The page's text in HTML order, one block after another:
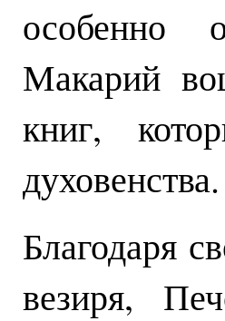
особенно
Макарий
книг,
духовенства.
Благодаря
везиря,